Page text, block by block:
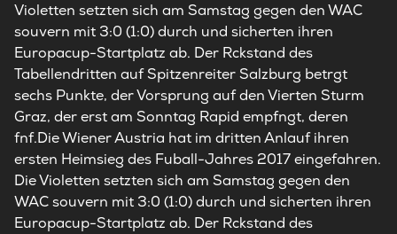
Violetten setzten sich am Samstag gegen den WAC
souvern mit 3:0 (1:0) durch und sicherten ihren
Europacup-Startplatz ab. Der Rckstand des
Tabellendritten auf Spitzenreiter Salzburg betrgt
sechs Punkte, der Vorsprung auf den Vierten Sturm
Graz, der erst am Sonntag Rapid empfngt, deren
fnf.Die Wiener Austria hat im dritten Anlauf ihren
ersten Heimsieg des Fuball-Jahres 2017 eingefahren.
Die Violetten setzten sich am Samstag gegen den
WAC souvern mit 3:0 (1:0) durch und sicherten ihren
Europacup-Startplatz ab. Der Rckstand des